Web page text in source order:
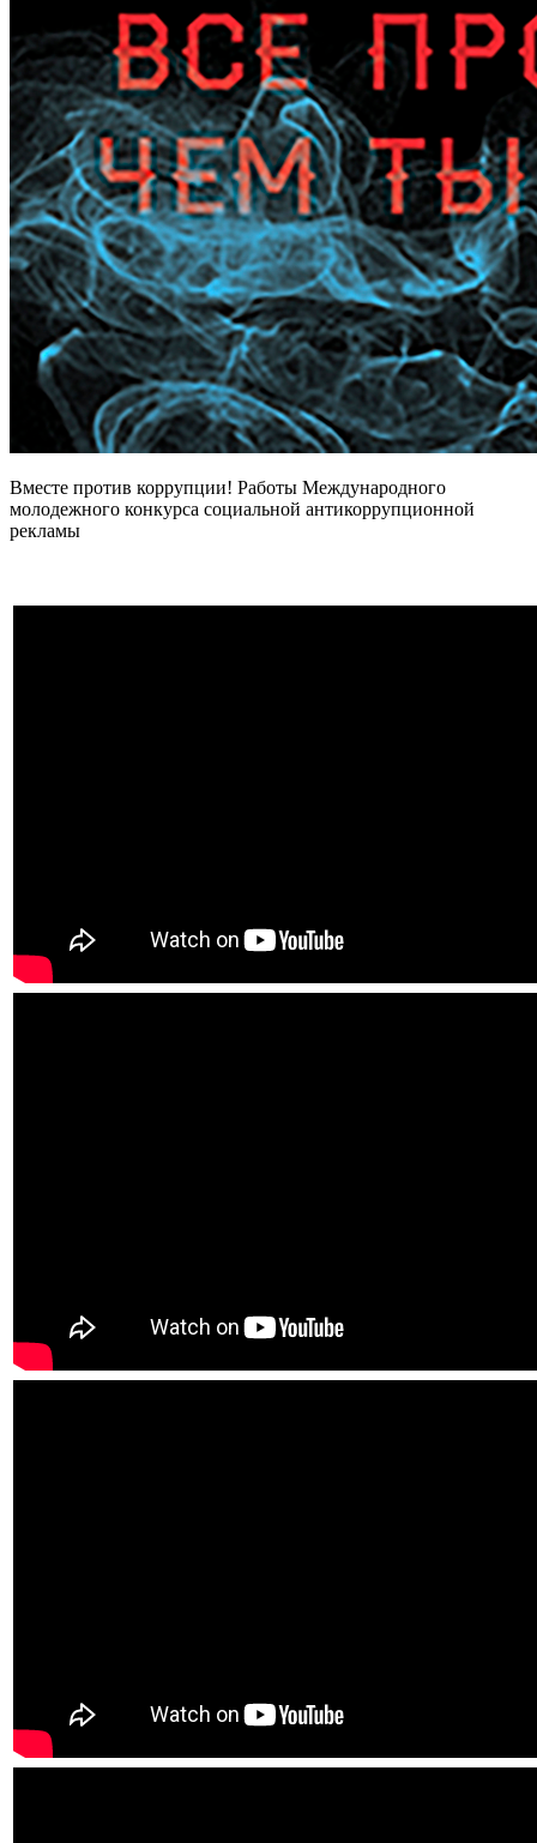
Вместе против коррупции! Работы Международного
молодежного конкурса социальной антикоррупционной
рекламы